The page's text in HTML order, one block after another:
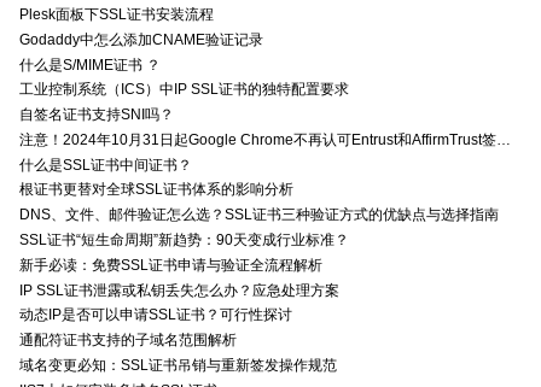
Plesk面板下SSL证书安装流程
Godaddy中怎么添加CNAME验证记录
什么是S/MIME证书 ？
工业控制系统（ICS）中IP SSL证书的独特配置要求
自签名证书支持SNI吗？
注意！2024年10月31日起Google Chrome不再认可Entrust和AffirmTrust签发的TLS证书
什么是SSL证书中间证书？
根证书更替对全球SSL证书体系的影响分析
DNS、文件、邮件验证怎么选？SSL证书三种验证方式的优缺点与选择指南
SSL证书“短生命周期”新趋势：90天变成行业标准？
新手必读：免费SSL证书申请与验证全流程解析
IP SSL证书泄露或私钥丢失怎么办？应急处理方案
动态IP是否可以申请SSL证书？可行性探讨
通配符证书支持的子域名范围解析
域名变更必知：SSL证书吊销与重新签发操作规范